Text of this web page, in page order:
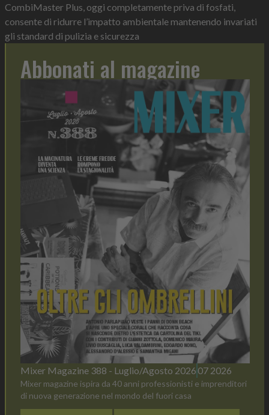
CombiMaster Plus, oggi completamente priva di fosfati,
consente di ridurre l’impatto ambientale mantenendo invariati
gli standard di pulizia e sicurezza
Abbonati al magazine
Mixer Magazine 388 - Luglio/Agosto 2026 07 2026
Mixer magazine ispira da 40 anni professionisti e imprenditori
di nuova generazione nel mondo del fuori casa